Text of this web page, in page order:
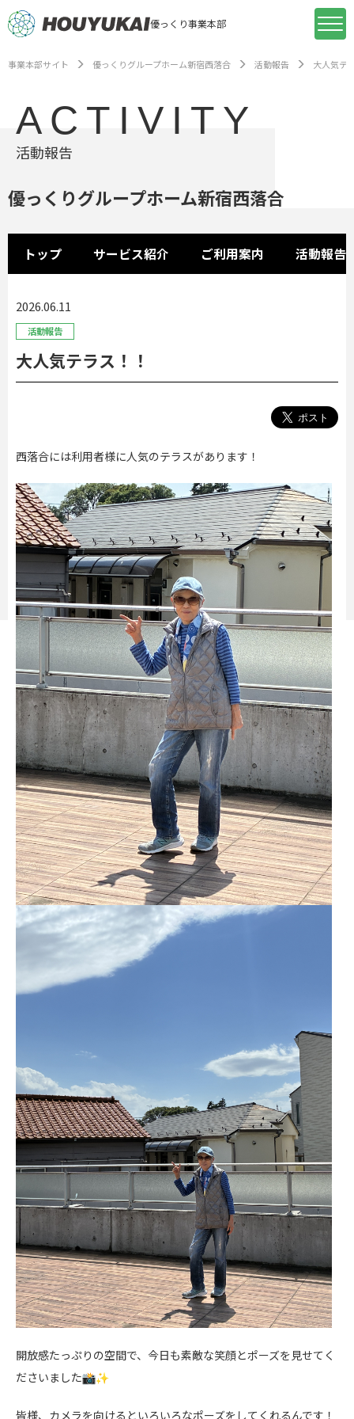
優っくり事業本部
事業本部サイト 優っくりグループホーム新宿西落合 活動報告 大人気テ
ACTIVITY
活動報告
優っくりグループホーム新宿西落合
トップ サービス紹介 ご利用案内 活動報告
2026.06.11
活動報告
大人気テラス！！
西落合には利用者様に人気のテラスがあります！
開放感たっぷりの空間で、今日も素敵な笑顔とポーズを見せてく
ださいました
皆様、カメラを向けるといろいろなポーズをしてくれるんです！